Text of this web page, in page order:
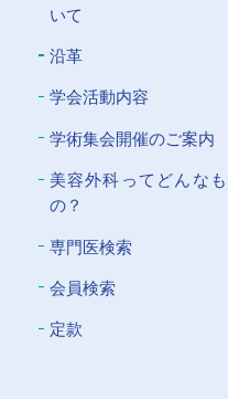
いて
沿革
学会活動内容
学術集会開催のご案内
美容外科ってどんなも
の？
専門医検索
会員検索
定款